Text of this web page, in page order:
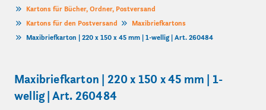
Kartons für Bücher, Ordner, Postversand
Kartons für den Postversand
Maxibriefkartons
Maxibriefkarton | 220 x 150 x 45 mm | 1-wellig | Art. 260484
Maxibriefkarton | 220 x 150 x 45 mm | 1-
wellig | Art. 260484